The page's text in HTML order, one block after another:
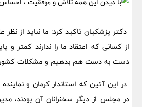
دکتر پزشکیان تاکید کرد: ما نباید از نظر
از کسانی که اعتقاد ما را ندارند کمتر و
دست به دست هم بدهیم و مشکلات کشور
در این آئین که استاندار کرمان و
در مجلس از دیگر سخنرانان آن بودند،